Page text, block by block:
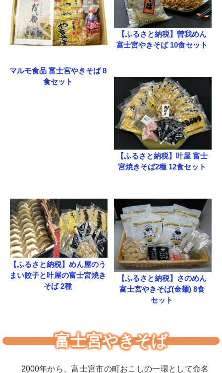
マルモ食品 富士宮やきそば 8
食セット
【ふるさと納税】曽我めん
富士宮やきそば 10食セット
【ふるさと納税】叶屋 富士
宮焼きそば2種 12食セット
【ふるさと納税】めん屋のう
まい餃子と叶屋の富士宮焼き
そば 2種
【ふるさと納税】さのめん
富士宮やきそば(金麺) 8食
セット
富士宮やきそば
2000年から、富士宮市の町おこしの一環として命名